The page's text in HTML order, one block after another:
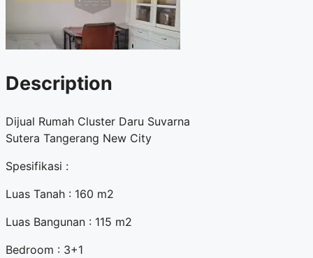
Description
Dijual Rumah Cluster Daru Suvarna
Sutera Tangerang New City
Spesifikasi :
Luas Tanah : 160 m2
Luas Bangunan : 115 m2
Bedroom : 3+1